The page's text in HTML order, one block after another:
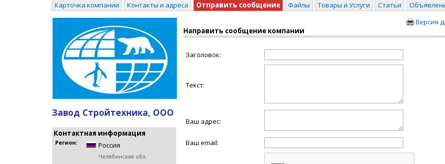
Карточка компании Контакты и адреса Отправить сообщение Файлы Товары и Услуги Статьи
Завод Стройтехника, ООО
Контактная информация
Регион: Россия
Челябинская обл.
Версия
Направить сообщение компании
Заголовок:
Текст:
Ваш адрес:
Ваш email: